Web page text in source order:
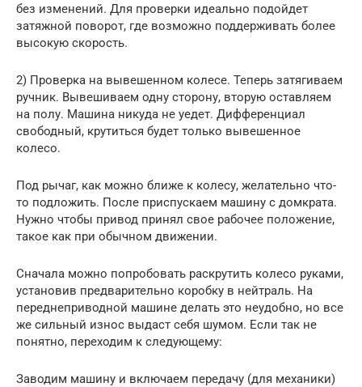
без изменений. Для проверки идеально подойдет
затяжной поворот, где возможно поддерживать более
высокую скорость.
2) Проверка на вывешенном колесе. Теперь затягиваем
ручник. Вывешиваем одну сторону, вторую оставляем
на полу. Машина никуда не уедет. Дифференциал
свободный, крутиться будет только вывешенное
колесо.
Под рычаг, как можно ближе к колесу, желательно что-
то подложить. После приспускаем машину с домкрата.
Нужно чтобы привод принял свое рабочее положение,
такое как при обычном движении.
Сначала можно попробовать раскрутить колесо руками,
установив предварительно коробку в нейтраль. На
переднеприводной машине делать это неудобно, но все
же сильный износ выдаст себя шумом. Если так не
понятно, переходим к следующему:
Заводим машину и включаем передачу (для механики)